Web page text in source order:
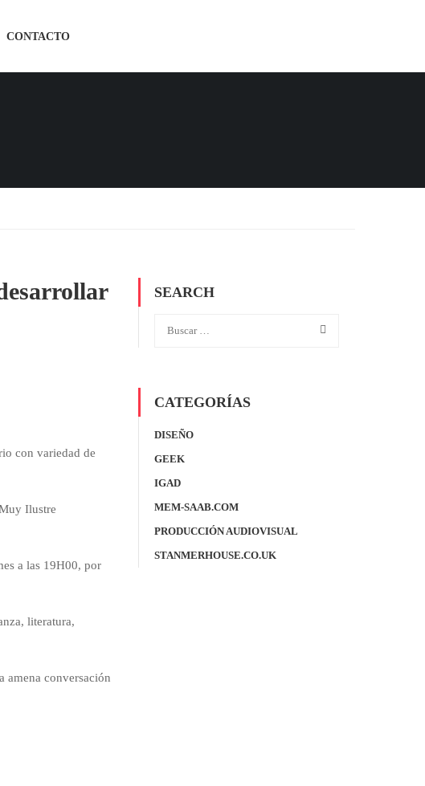
CONTACTO
con variedad de
Ilustre
a las 19H00, por
literatura,
amena conversación
SEARCH
CATEGORÍAS
DISEÑO
GEEK
IGAD
MEM-SAAB.COM
PRODUCCIÓN AUDIOVISUAL
STANMERHOUSE.CO.UK